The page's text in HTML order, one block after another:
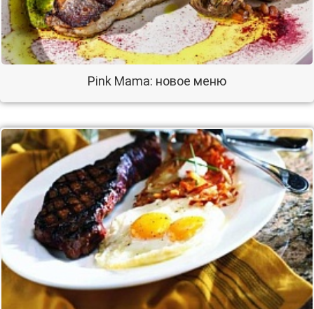
Pink Mama: новое меню